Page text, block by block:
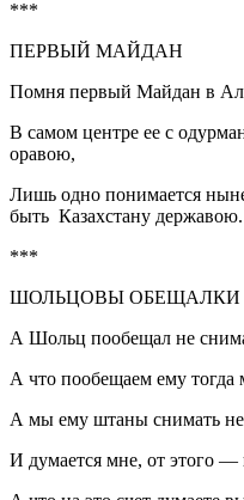
***
ПЕРВЫЙ МАЙДАН
Помня первый Майдан в
В самом центре ее с
оравою,
Лишь одно понимается
быть Казахстану державою.
***
ШОЛЬЦОВЫ
А Шольц пообещал не
А что пообещаем ему тогда
А мы ему штаны снимать
И думается мне, от этого